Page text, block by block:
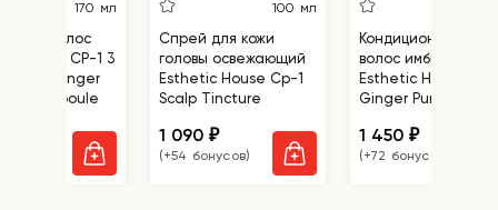
170 мл
для волос
House CP-1 3
Hair Ringer
up Ampoule
100 мл
Спрей для кожи
головы освежающий
Esthetic House Cp-1
Scalp Tincture
1 090 ₽
(+54 бонусов)
Кондиционер для
волос имбирный
Esthetic House Cp-
Ginger Purifying
1 450 ₽
(+72 бонусов)